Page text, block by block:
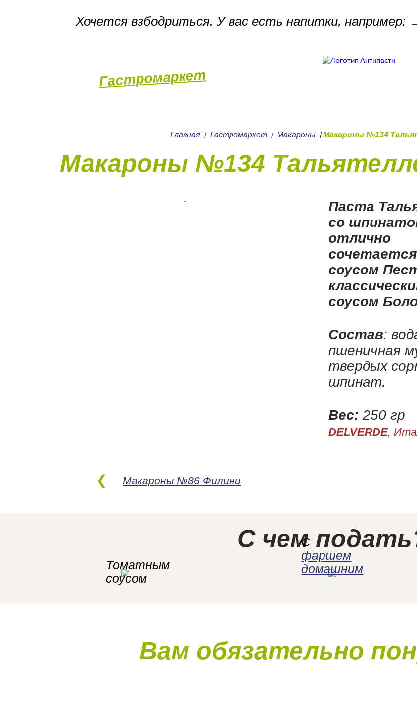
Хочется взбодриться. У вас есть напитки, например:
Гастромаркет
Главная / Гастромаркет / Макароны /Макароны №134
Макароны №134
Паста
со
отлично
соусом
соусом
Состав:
пшеничная
твердых
шпинат.
Вес: 250 гр
DELVERDE,
Макароны №86 Филини
С чем
Томатным
соусом
С
фаршем
домашним
Вам обязательно